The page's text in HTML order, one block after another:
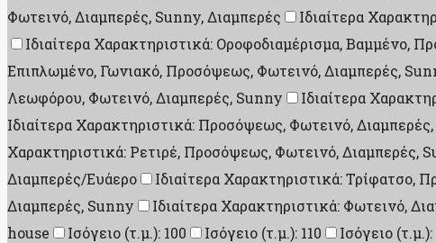
Φωτεινό, Διαμπερές, Sunny, Διαμπερές
Ιδιαίτερα
Ιδιαίτερα Χαρακτηριστικά: Οροφοδιαμέρισμα, Βαμμένο,
Επιπλωμένο, Γωνιακό, Προσόψεως, Φωτεινό, Διαμπερές,
Λεωφόρου, Φωτεινό, Διαμπερές, Sunny
Ιδιαίτερα
Ιδιαίτερα Χαρακτηριστικά: Προσόψεως, Φωτεινό,
Χαρακτηριστικά: Ρετιρέ, Προσόψεως, Φωτεινό, Διαμπερές,
Διαμπερές/Ευάερο
Ιδιαίτερα Χαρακτηριστικά: Τρίφατσο,
Διαμπερές, Sunny
Ιδιαίτερα Χαρακτηριστικά: Φωτεινό,
house
Ισόγειο (τ.μ.): 100 Ισόγειο (τ.μ.): 110 Ισόγειο (τ.μ.):